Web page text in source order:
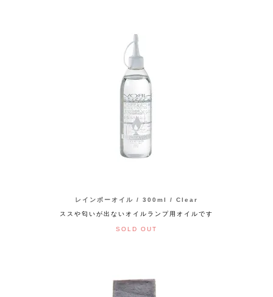
レインボーオイル / 300ml / Clear
ススや匂いが出ないオイルランプ用オイルです
SOLD OUT